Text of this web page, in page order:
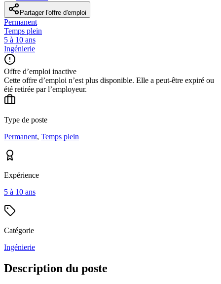
Partager l'offre d'emploi
Permanent
Temps plein
5 à 10 ans
Ingénierie
Offre d’emploi inactive
Cette offre d’emploi n’est plus disponible. Elle a peut-être expiré ou
été retirée par l’employeur.
Type de poste
Permanent, Temps plein
Expérience
5 à 10 ans
Catégorie
Ingénierie
Description du poste